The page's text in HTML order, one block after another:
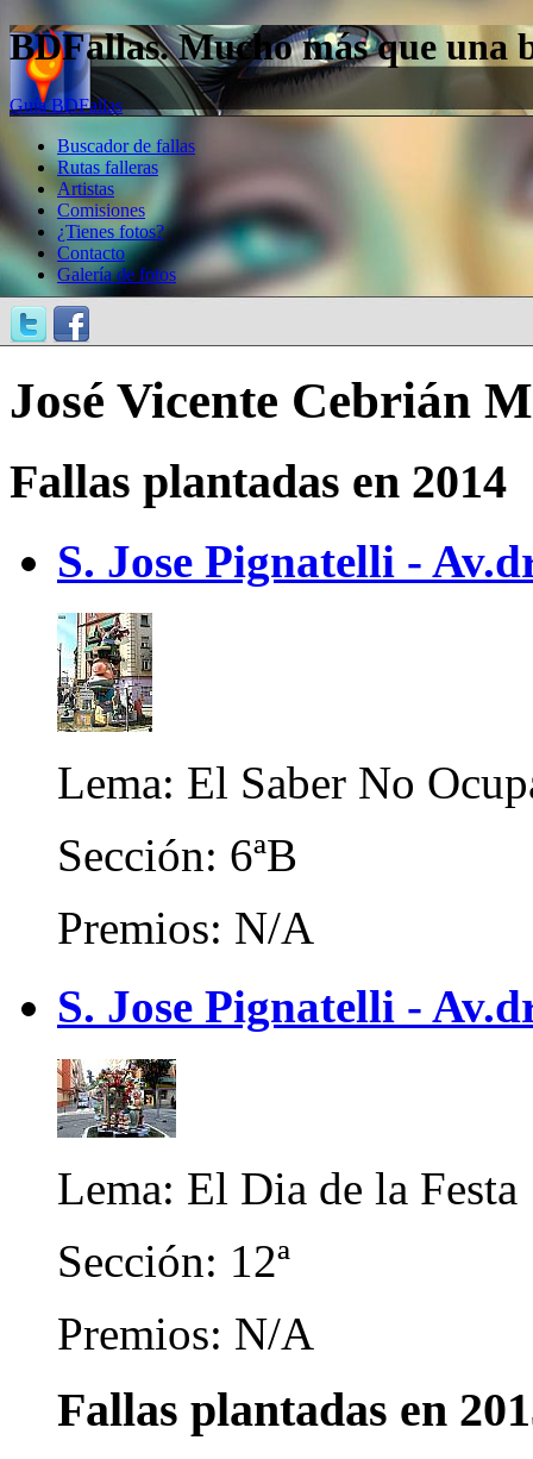
BDFallas. Mucho más que una
Guía BDFallas
Buscador de fallas
Rutas falleras
Artistas
Comisiones
¿Tienes fotos?
Contacto
Galería de fotos
José Vicente Cebrián
Fallas plantadas en 2014
S. Jose Pignatelli -
Lema: El Saber No
Sección: 6ªB
Premios: N/A
S. Jose Pignatelli -
Lema: El Dia de la Festa
Sección: 12ª
Premios: N/A
Fallas plantadas en